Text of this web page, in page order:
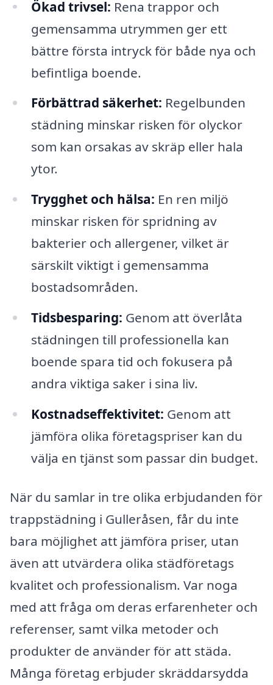
Ökad trivsel: Rena trappor och
gemensamma utrymmen ger ett
bättre första intryck för både nya och
befintliga boende.
Förbättrad säkerhet: Regelbunden
städning minskar risken för olyckor
som kan orsakas av skräp eller hala
ytor.
Trygghet och hälsa: En ren miljö
minskar risken för spridning av
bakterier och allergener, vilket är
särskilt viktigt i gemensamma
bostadsområden.
Tidsbesparing: Genom att överlåta
städningen till professionella kan
boende spara tid och fokusera på
andra viktiga saker i sina liv.
Kostnadseffektivitet: Genom att
jämföra olika företagspriser kan du
välja en tjänst som passar din budget.
När du samlar in tre olika erbjudanden för
trappstädning i Gulleråsen, får du inte
bara möjlighet att jämföra priser, utan
även att utvärdera olika städföretags
kvalitet och professionalism. Var noga
med att fråga om deras erfarenheter och
referenser, samt vilka metoder och
produkter de använder för att städa.
Många företag erbjuder skräddarsydda